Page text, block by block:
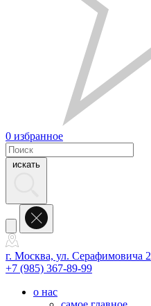
0 избранное
г. Москва, ул. Серафимовича 2
+7 (985) 367-89-99
о нас